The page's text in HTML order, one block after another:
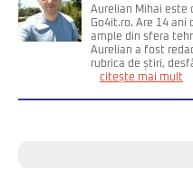
Aurelian Mihai este
Go4it.ro. Are 14 ani
ample din sfera
Aurelian a fost
rubrica de știri,
citește mai mult